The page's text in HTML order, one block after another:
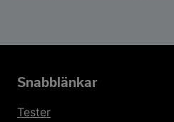
Snabblänkar
Tester